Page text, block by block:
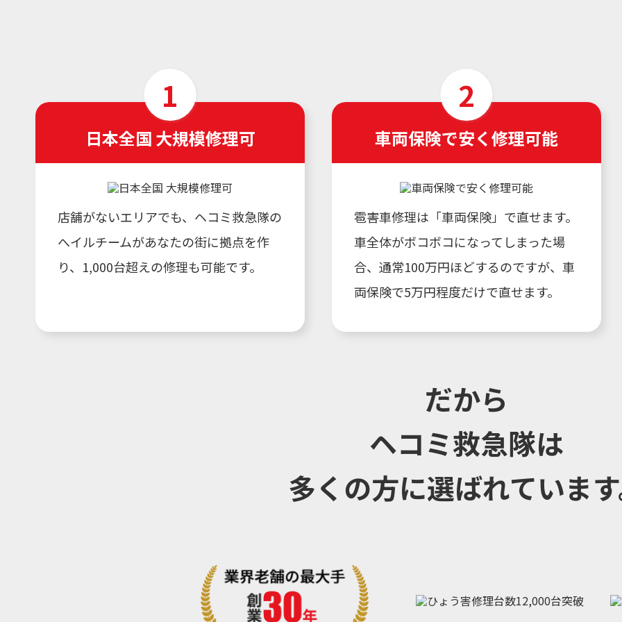
日本全国 大規模修理可
店舗がないエリアでも、ヘコミ救急隊の
へイルチームがあなたの街に拠点を作
り、1,000台超えの修理も可能です。
車両保険で安く修理可能
雹害車修理は「車両保険」で直せます。
車全体がボコボコになってしまった場
合、通常100万円ほどするのですが、車
両保険で5万円程度だけで直せます。
だから
ヘコミ救急隊は
多くの方に選ばれていま